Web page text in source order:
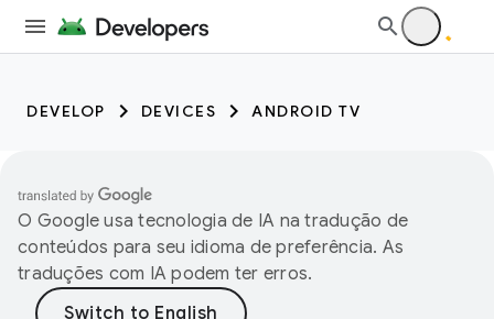
DEVELOP DEVICES ANDROID TV
O Google usa tecnologia de IA na tradução de
conteúdos para seu idioma de preferência. As
traduções com IA podem ter erros.